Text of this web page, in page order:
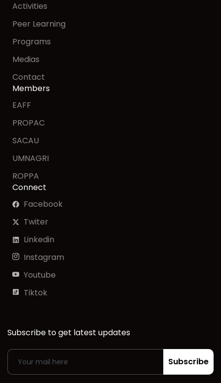
Activities
Peer Learning
Programs
Medias
Contact
Members
EAFF
PROPAC
SACAU
UMNAGRI
ROPPA
Connect
Facebook
Twiter
Linkedin
Instagram
Youtube
Tiktok
Subscribe to get latest updates
Subscribe